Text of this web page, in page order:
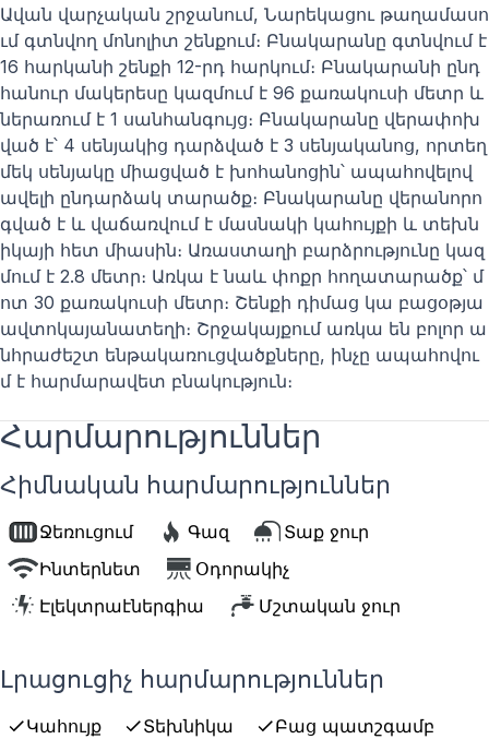
Ավան վարչական շրջանում, Նարեկացու թաղամասո
ւմ գտնվող մոնոլիտ շենքում։ Բնակարանը գտնվում է
16 հարկանի շենքի 12-րդ հարկում։ Բնակարանի ընդ
հանուր մակերեսը կազմում է 96 քառակուսի մետր և
ներառում է 1 սանհանգույց։ Բնակարանը վերափոխ
ված է՝ 4 սենյակից դարձված է 3 սենյականոց, որտեղ
մեկ սենյակը միացված է խոհանոցին՝ ապահովելով
ավելի ընդարձակ տարածք։ Բնակարանը վերանորո
գված է և վաճառվում է մասնակի կահույքի և տեխն
իկայի հետ միասին։ Առաստաղի բարձրությունը կազ
մում է 2.8 մետր։ Առկա է նաև փոքր հողատարածք՝ մ
ոտ 30 քառակուսի մետր։ Շենքի դիմաց կա բացօթյա
ավտոկայանատեղի։ Շրջակայքում առկա են բոլոր ա
նհրաժեշտ ենթակառուցվածքները, ինչը ապահովու
մ է հարմարավետ բնակություն։
Հարմարություններ
Հիմնական հարմարություններ
Ջեռուցում Գազ
Տաք ջուր
Ինտերնետ
Օդորակիչ
Էլեկտրաէներգիա
Մշտական ջուր
Լրացուցիչ հարմարություններ
Կահույք Տեխնիկա
Բաց պատշգամբ